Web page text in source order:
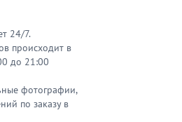
24/7.
происходит в
до 21:00
фотографии,
по заказу в